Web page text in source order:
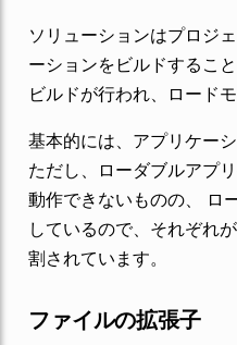
ソリューションはプロジ
ーションをビルドするこ
ビルドが行われ、ロード
基本的には、アプリケー
ただし、ローダブルアプ
動作できないものの、 ロ
しているので、それぞれ
割されています。
ファイルの拡張子